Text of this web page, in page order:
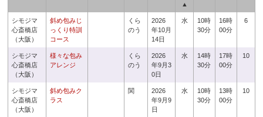
▲
シモジマ
心斎橋店
（大阪）
斜め包みじ
っくり特訓
コース
くら
のう
2026
年10月
14日
水
10時
30分
16時
00分
6
シモジマ
心斎橋店
（大阪）
様々な包み
アレンジ
くら
のう
2026
年9月3
0日
水
14時
30分
17時
00分
10
シモジマ
心斎橋店
（大阪）
斜め包みク
ラス
関
2026
年9月9
日
水
10時
30分
13時
00分
10